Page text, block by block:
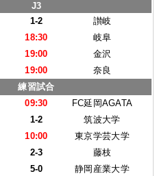
J3
1-2
讃岐
18:30
岐阜
19:00
金沢
19:00
奈良
練習試合
09:30
FC延岡AGATA
1-2
筑波大学
10:00
東京学芸大学
2-3
藤枝
5-0
静岡産業大学